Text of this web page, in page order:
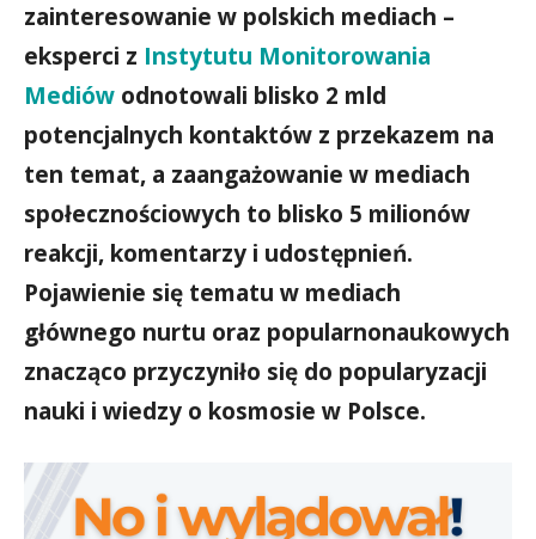
zainteresowanie w polskich mediach –
eksperci z Instytutu Monitorowania
Mediów odnotowali blisko 2 mld
potencjalnych kontaktów z przekazem na
ten temat, a zaangażowanie w mediach
społecznościowych to blisko 5 milionów
reakcji, komentarzy i udostępnień.
Pojawienie się tematu w mediach
głównego nurtu oraz popularnonaukowych
znacząco przyczyniło się do popularyzacji
nauki i wiedzy o kosmosie w Polsce.